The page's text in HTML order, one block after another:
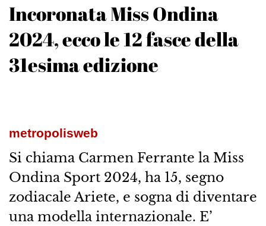
Incoronata Miss Ondina
2024, ecco le 12 fasce della
31esima edizione
metropolisweb
Si chiama Carmen Ferrante la Miss
Ondina Sport 2024, ha 15, segno
zodiacale Ariete, e sogna di diventare
una modella internazionale. E’